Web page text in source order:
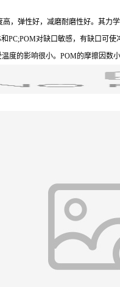
高，弹性好，减磨耐磨性好。其力
PC;POM对缺口敏感，有缺口可
温度的影响很小。POM的摩擦因数